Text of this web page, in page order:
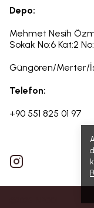
Depo:
Mehmet Nesih
Sokak No:6 Kat:2
Güngören/Merter/
Telefon:
+90 551 825 01 97